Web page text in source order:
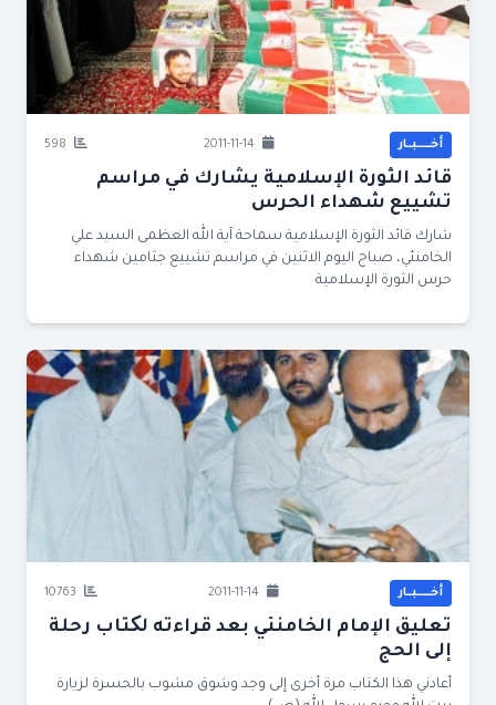
أخــــــبــار 2011-11-14
قائد الثورة الإسلامية يشارك في مراسم
تشييع شهداء الحرس
شارك قائد الثورة الإسلامية سماحة آية الله العظمى السيد علي
الخامنئي، صباح اليوم الاثنين في مراسم تشييع جثامين شهداء
حرس الثورة الإسلامية
أخــــــبــار
تعليق الإمام الخامنئي بعد قراءته لکتاب رحلة
إلى الحج
أعادني هذا الكتاب مرة أخرى إلى وجد وشوق مشوب بالحسرة لزيارة